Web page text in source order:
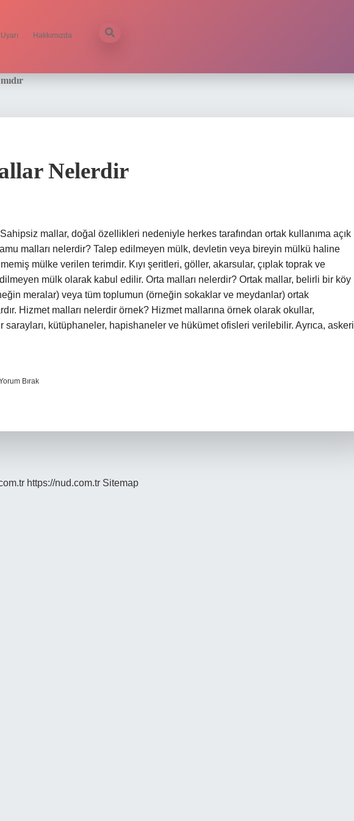
Hakkımızda
Nelerdir
mallar, doğal özellikleri nedeniyle herkes tarafından ortak kullanıma açık
malları nelerdir? Talep edilmeyen mülk, devletin veya bireyin mülkü haline
mülke verilen terimdir. Kıyı şeritleri, göller, akarsular, çıplak toprak ve
mülk olarak kabul edilir. Orta malları nelerdir? Ortak mallar, belirli bir köy
meralar) veya tüm toplumun (örneğin sokaklar ve meydanlar) ortak
Hizmet malları nelerdir örnek? Hizmet mallarına örnek olarak okullar,
sarayları, kütüphaneler, hapishaneler ve hükümet ofisleri verilebilir. Ayrıca, askeri
Bırak
https://nud.com.tr Sitemap